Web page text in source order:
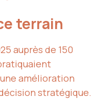
terrain
auprès de 150
amélioration
stratégique.